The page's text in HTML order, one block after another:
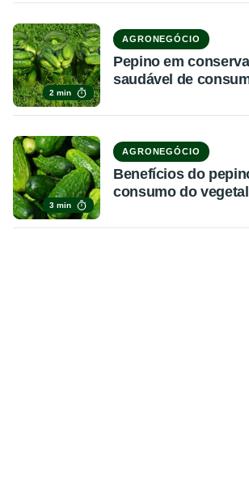
2 min
AGRONEGÓCIO
Pepino em
saudável de
3 min
AGRONEGÓCIO
Benefícios do
consumo do